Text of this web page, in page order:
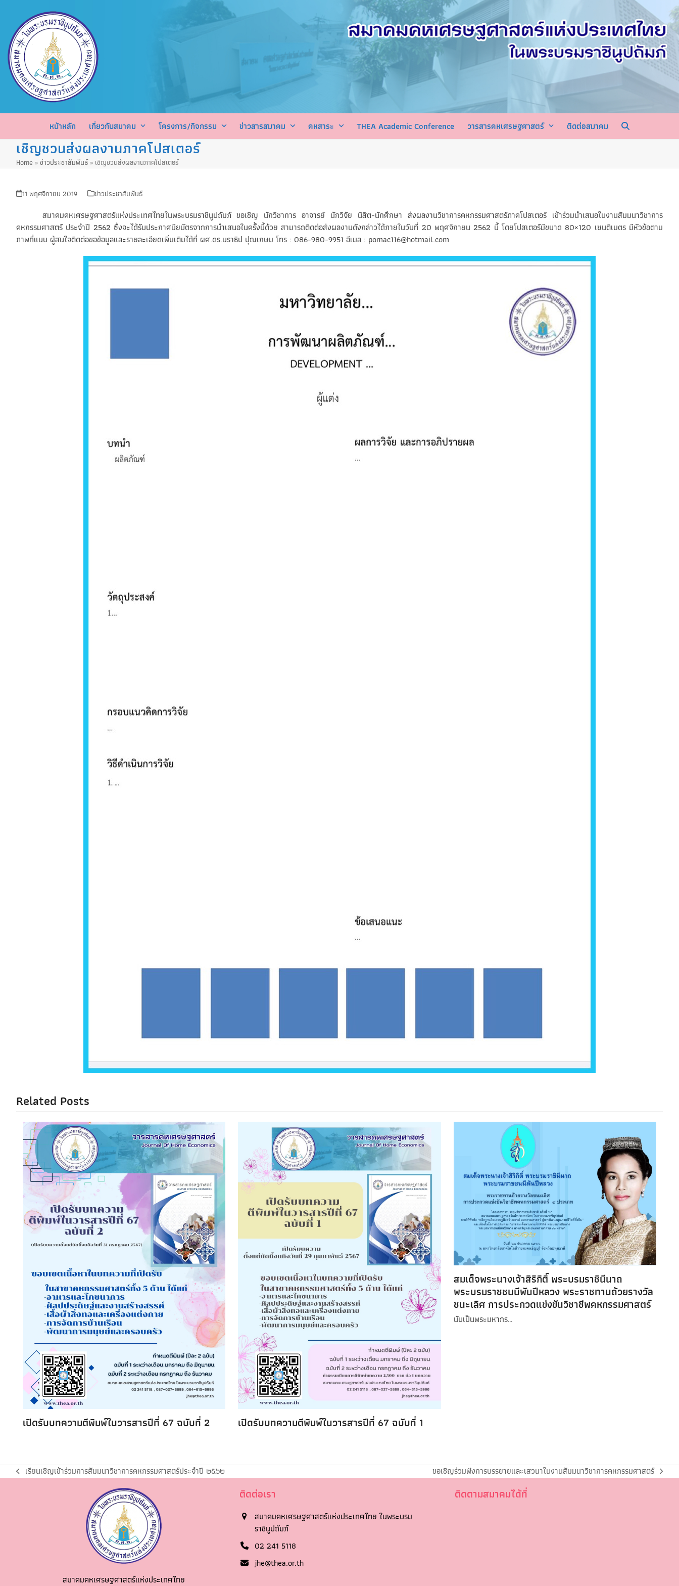
content
หน้าหลัก เกี่ยวกับสมาคม โครงการ/กิจกรรม ข่าวสารสมาคม คหสาระ THEA Academic Conference วารสารคหเศรษฐศาสตร์ ติดต่อสมาคม
เชิญชวนส่งผลงานภาคโปสเตอร์
Home »ข่าวประชาสัมพันธ์» เชิญชวนส่งผลงานภาคโปสเตอร์
11 พฤศจิกายน 2019 ข่าวประชาสัมพันธ์
สมาคมคหเศรษฐศาสตร์แห่งประเทศไทยในพระบรมราชินูปถัมภ์ ขอเชิญ นักวิชาการ อาจารย์ นักวิจัย นิสิต-นักศึกษา ส่งผลงานวิชาการคหกรรมศาสตร์ภาคโปสเตอร์ เข้าร่วมนำเสนอในงานสัมมนาวิชาการ
คหกรรมศาสตร์ ประจำปี 2562 ซึ่งจะได้รับประกาศนียบัตรจากการนำเสนอในครั้งนี้ด้วย สามารถติดต่อส่งผลงานดังกล่าวได้ภายในวันที่ 20 พฤศจิกายน 2562 นี้ โดยโปสเตอร์มีขนาด 80×120 เซนติเมตร มีหัวข้อตาม
ภาพที่แนบ ผู้สนใจติดต่อขอข้อมูลและรายละเอียดเพิ่มเติมได้ที่ ผศ.ดร.นราธิป ปุณเกษม โทร : 086-980-9951 อีเมล : pomac116@hotmail.com
Related Posts
เปิดรับบทความตีพิมพ์ในวารสารปีที่ 67 ฉบับที่ 2 เปิดรับบทความตีพิมพ์ในวารสารปีที่ 67 ฉบับที่ 1
สมเด็จพระนางเจ้าสิริกิติ์ พระบรมราชินีนาถ
พระบรมราชชนนีพันปีหลวง พระราชทานถ้วยรางวัล
ชนะเลิศ การประกวดแข่งขันวิชาชีพคหกรรมศาสตร์
นับเป็นพระมหากร…
เรียนเชิญเข้าร่วมการสัมมนาวิชาการคหกรรมศาสตร์ประจำปี ๒๕๖๒ ขอเชิญร่วมฟังการบรรยายและเสวนาในงานสัมมนาวิชาการคหกรรมศาสตร์
สมาคมคหเศรษฐศาสตร์แห่งประเทศไทย
ติดต่อเรา
สมาคมคหเศรษฐศาสตร์แห่งประเทศไทย ในพระบรม
ราชินูปถัมภ์
02 241 5118
jhe@thea.or.th
ติดตามสมาคมได้ที่